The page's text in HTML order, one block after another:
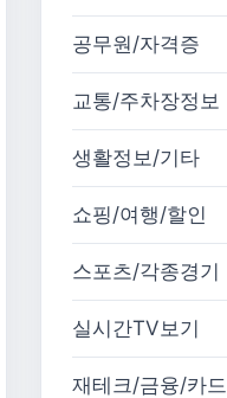
공무원/자격증
교통/주차장정보
생활정보/기타
쇼핑/여행/할인
스포츠/각종경기
실시간TV보기
재테크/금융/카드